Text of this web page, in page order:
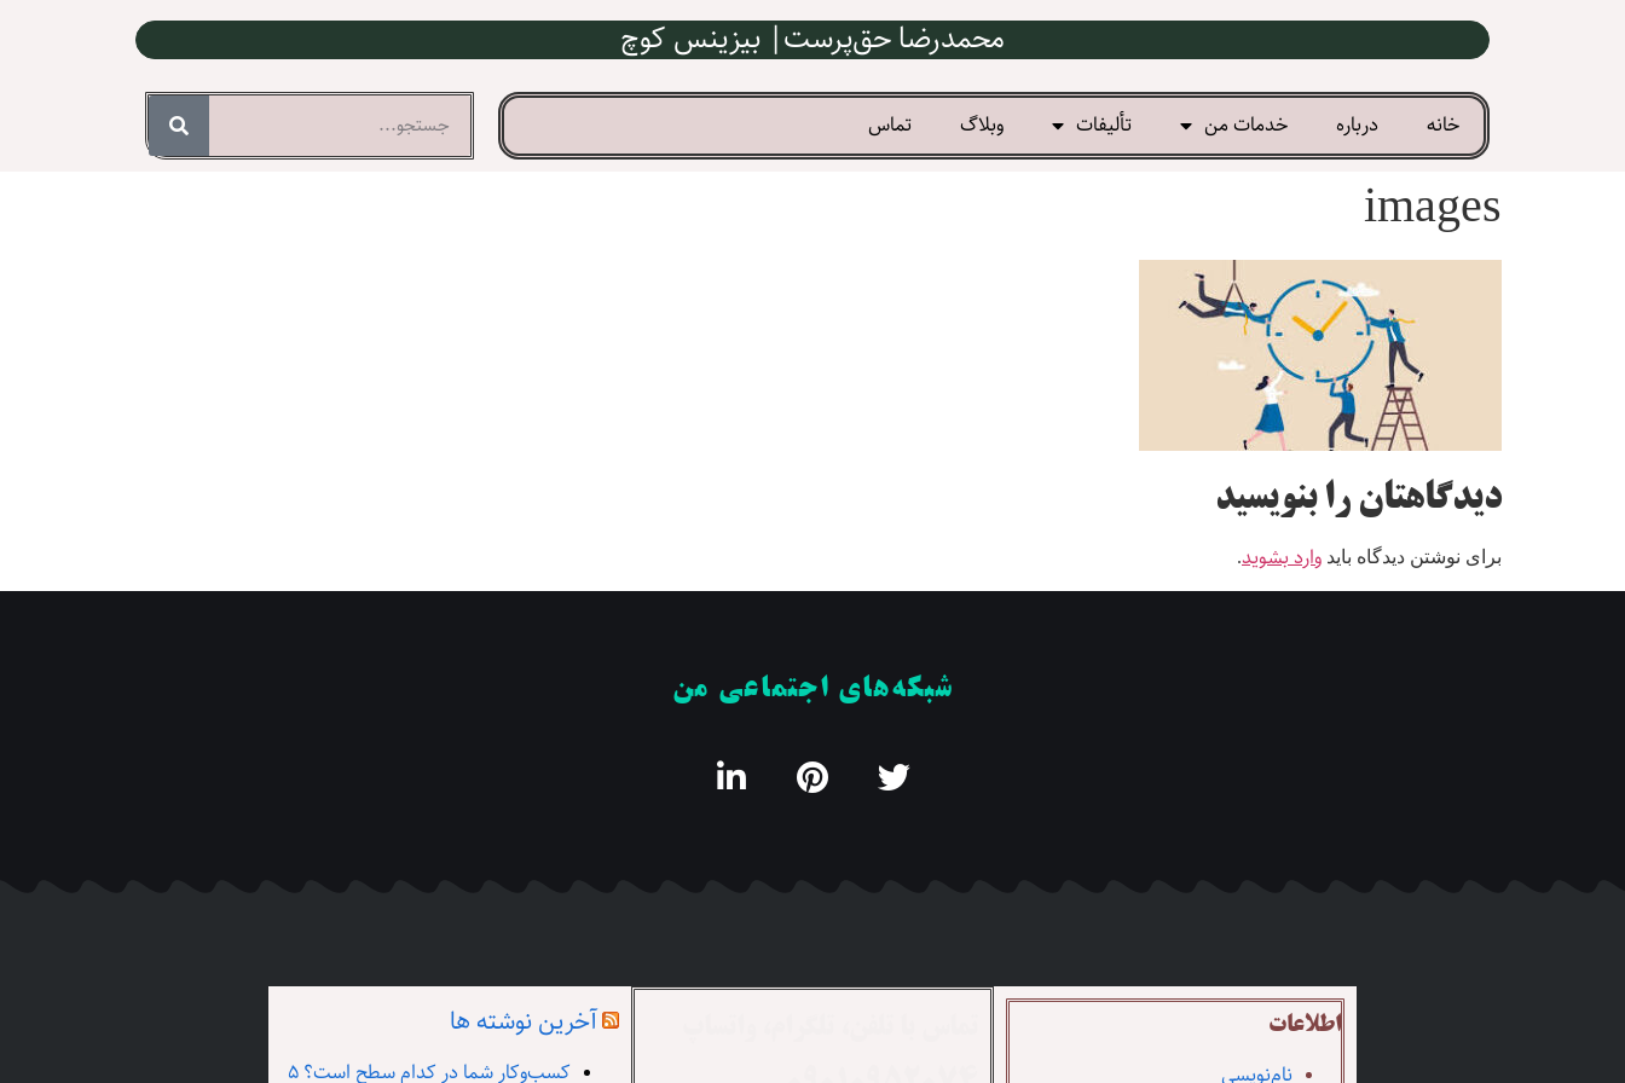
محمدرضا حق‌پرست| بیزینس کوچ
خانه درباره خدمات من تألیفات وبلاگ تماس
images
دیدگاهتان را بنویسید
برای نوشتن دیدگاه باید وارد بشوید.
شبکه‌های اجتماعی من
اطلاعات
نام‌نویسی
آخرین نوشته ها
کسب‌وکار شما در کدام سطح است؟ ۵